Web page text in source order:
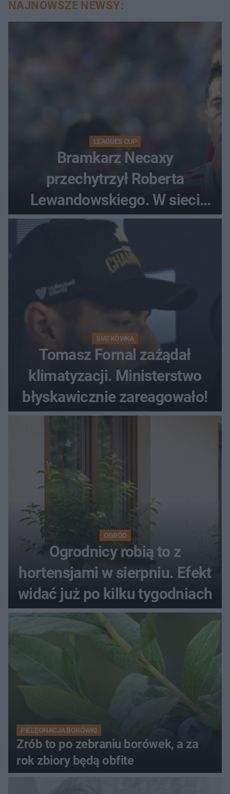
NAJNOWSZE NEWSY:
LEAGUES CUP
Bramkarz Necaxy
przechytrzył Roberta
Lewandowskiego. W sieci
krąży wideo z tego pojedynku
SIATKÓWKA
Tomasz Fornal zażądał
klimatyzacji. Ministerstwo
błyskawicznie zareagowało!
OGRÓD
Ogrodnicy robią to z
hortensjami w sierpniu. Efekt
widać już po kilku tygodniach
PIELĘGNACJA BORÓWKI
Zrób to po zebraniu borówek, a za
rok zbiory będą obfite